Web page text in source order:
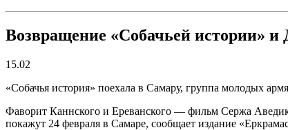
Возвращение «Собачьей истории»
15.02
«Собачья история» поехала в Самару, группа молодых
Фаворит Каннского и Ереванского — фильм Сержа
покажут 24 февраля в Самаре, сообщает издание